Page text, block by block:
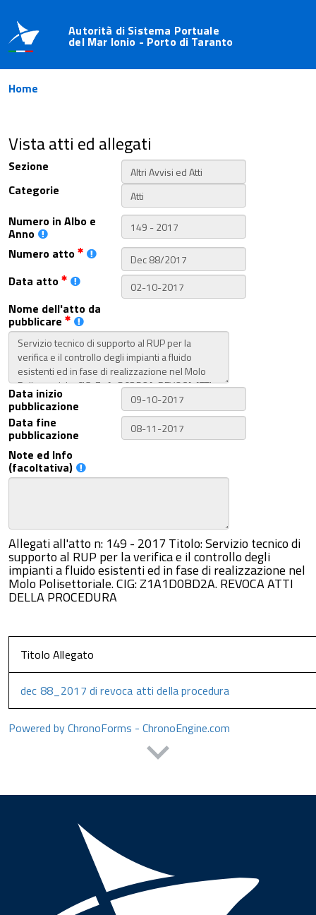
Autorità di Sistema Portuale
del Mar Ionio - Porto di Taranto
Home
Vista atti ed allegati
Sezione
Categorie
Numero in Albo e
Anno
Numero atto
Data atto
Nome dell'atto da
pubblicare
Data inizio
pubblicazione
Data fine
pubblicazione
Note ed Info
(facoltativa)
Allegati all'atto n: 149 - 2017 Titolo: Servizio tecnico di
supporto al RUP per la verifica e il controllo degli
impianti a fluido esistenti ed in fase di realizzazione nel
Molo Polisettoriale. CIG: Z1A1D0BD2A. REVOCA ATTI
DELLA PROCEDURA
Titolo Allegato
dec 88_2017 di revoca atti della procedura
Powered by ChronoForms - ChronoEngine.com